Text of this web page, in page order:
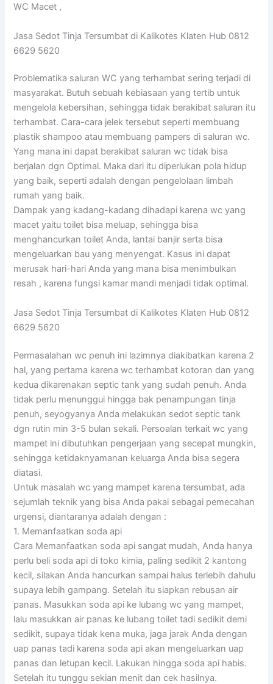
WC Macet ,
Jasa Sedot Tinja Tersumbat di Kalikotes Klaten Hub 0812
6629 5620
Problematika saluran WC yang terhambat sering terjadi di
masyarakat. Butuh sebuah kebiasaan yang tertib untuk
mengelola kebersihan, sehingga tidak berakibat saluran itu
terhambat. Cara-cara jelek tersebut seperti membuang
plastik shampoo atau membuang pampers di saluran wc.
Yang mana ini dapat berakibat saluran wc tidak bisa
berjalan dgn Optimal. Maka dari itu diperlukan pola hidup
yang baik, seperti adalah dengan pengelolaan limbah
rumah yang baik.
Dampak yang kadang-kadang dihadapi karena wc yang
macet yaitu toilet bisa meluap, sehingga bisa
menghancurkan toilet Anda, lantai banjir serta bisa
mengeluarkan bau yang menyengat. Kasus ini dapat
merusak hari-hari Anda yang mana bisa menimbulkan
resah , karena fungsi kamar mandi menjadi tidak optimal.
Jasa Sedot Tinja Tersumbat di Kalikotes Klaten Hub 0812
6629 5620
Permasalahan wc penuh ini lazimnya diakibatkan karena 2
hal, yang pertama karena wc terhambat kotoran dan yang
kedua dikarenakan septic tank yang sudah penuh. Anda
tidak perlu menunggui hingga bak penampungan tinja
penuh, seyogyanya Anda melakukan sedot septic tank
dgn rutin min 3-5 bulan sekali. Persoalan terkait wc yang
mampet ini dibutuhkan pengerjaan yang secepat mungkin,
sehingga ketidaknyamanan keluarga Anda bisa segera
diatasi.
Untuk masalah wc yang mampet karena tersumbat, ada
sejumlah teknik yang bisa Anda pakai sebagai pemecahan
urgensi, diantaranya adalah dengan :
1. Memanfaatkan soda api
Cara Memanfaatkan soda api sangat mudah, Anda hanya
perlu beli soda api di toko kimia, paling sedikit 2 kantong
kecil, silakan Anda hancurkan sampai halus terlebih dahulu
supaya lebih gampang. Setelah itu siapkan rebusan air
panas. Masukkan soda api ke lubang wc yang mampet,
lalu masukkan air panas ke lubang toilet tadi sedikit demi
sedikit, supaya tidak kena muka, jaga jarak Anda dengan
uap panas tadi karena soda api akan mengeluarkan uap
panas dan letupan kecil. Lakukan hingga soda api habis.
Setelah itu tunggu sekian menit dan cek hasilnya.